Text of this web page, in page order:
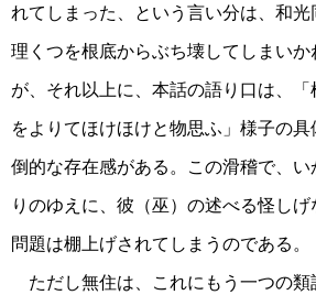
れてしまった、という言い分は、和光
理くつを根底からぶち壊してしまいか
が、それ以上に、本話の語り口は、
をよりてほけほけと物思ふ」様子の
倒的な存在感がある。この滑稽で、
りのゆえに、彼（巫）の述べる怪し
問題は棚上げされてしまうのである。
ただし無住は、これにもう一つの類